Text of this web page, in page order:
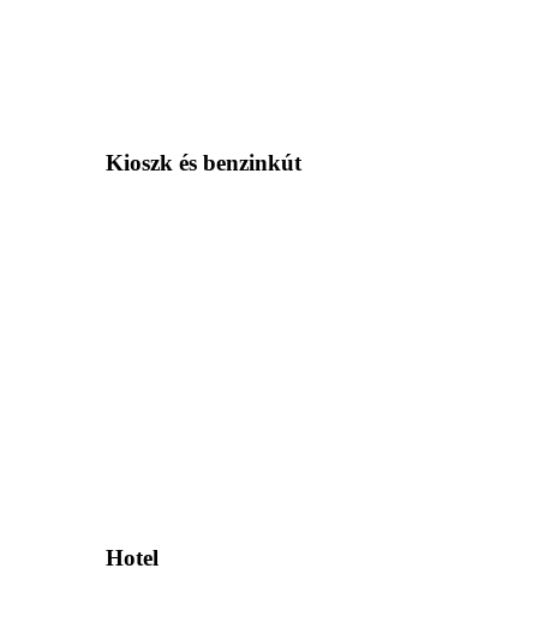
Kioszk és benzinkút
Hotel